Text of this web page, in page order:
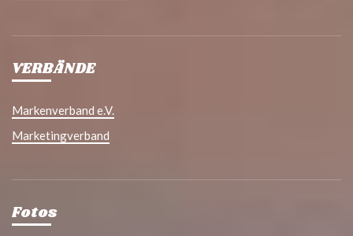
VERBÄNDE
Markenverband e.V.
Marketingverband
Fotos